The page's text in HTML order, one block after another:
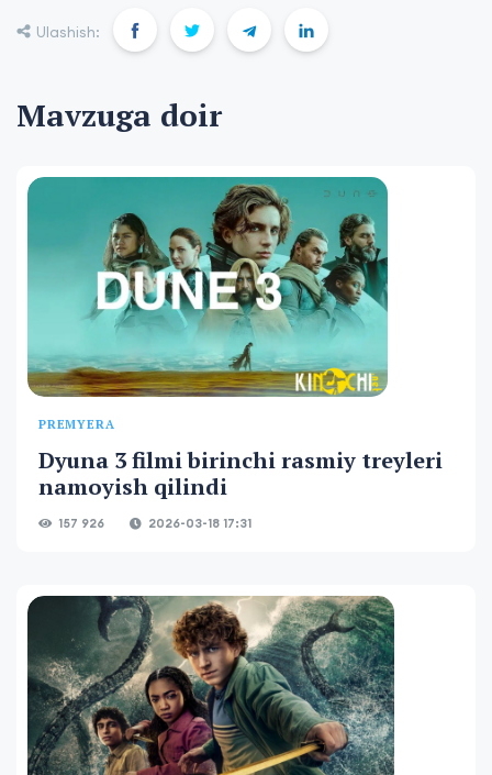
Ulashish:
Mavzuga doir
PREMYERA
Dyuna 3 filmi birinchi rasmiy treyleri
namoyish qilindi
157 926 2026-03-18 17:31